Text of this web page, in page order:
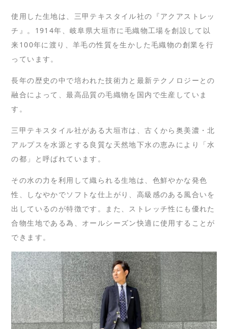
使用した生地は、三甲テキスタイル社の『アクアストレッ
チ』。1914年、岐阜県大垣市に毛織物工場を創設して以
来100年に渡り、羊毛の性質を生かした毛織物の創業を行
っています。
長年の歴史の中で培われた技術力と最新テクノロジーとの
融合によって、最高品質の毛織物を国内で生産していま
す。
三甲テキスタイル社がある大垣市は、古くから奥美濃・北
アルプスを水源とする良質な天然地下水の恵みにより「水
の都」と呼ばれています。
その水の力を利用して織られる生地は、色鮮やかな発色
性、しなやかでソフトな仕上がり、高級感のある風合いを
出しているのが特徴です。また、ストレッチ性にも優れた
合物生地である為、オールシーズン快適に使用することが
できます。